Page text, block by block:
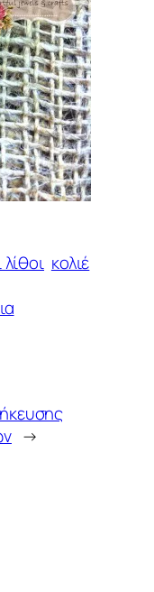
κολιέ
→